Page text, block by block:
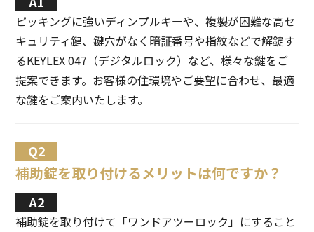
ピッキングに強いディンプルキーや、複製が困難な高セ
キュリティ鍵、鍵穴がなく暗証番号や指紋などで解錠す
るKEYLEX 047（デジタルロック）など、様々な鍵をご
提案できます。お客様の住環境やご要望に合わせ、最適
な鍵をご案内いたします。
補助錠を取り付けるメリットは何ですか？
補助錠を取り付けて「ワンドアツーロック」にすること